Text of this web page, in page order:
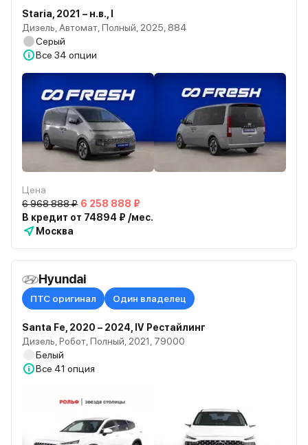
Staria, 2021 – н.в., I
Дизель, Автомат, Полный, 2025, 884
Серый
Все 34 опции
Цена
6 968 888 ₽ 6 258 888 ₽
В кредит от 74894 ₽ /мес.
Москва
Hyundai
ПТС оригинал Один владелец
Santa Fe, 2020 – 2024, IV Рестайлинг
Дизель, Робот, Полный, 2021, 79000
Белый
Все 41 опция